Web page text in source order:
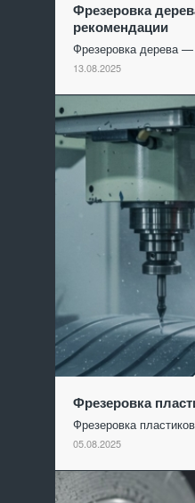
Фрезеровка
рекомендации
Фрезеровка дерева
13.08.2025
Фрезеровка
Фрезеровка
05.08.2025